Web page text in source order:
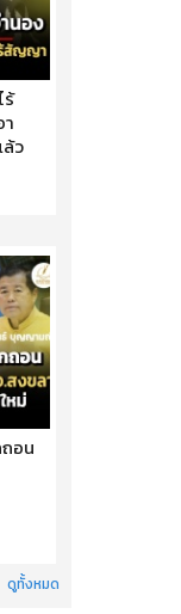
ว
อน
ดูทั้งหมด